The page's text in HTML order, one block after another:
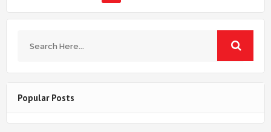
Popular Posts